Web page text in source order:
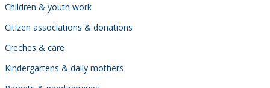
Children & youth work
Citizen associations & donations
Creches & care
Kindergartens & daily mothers